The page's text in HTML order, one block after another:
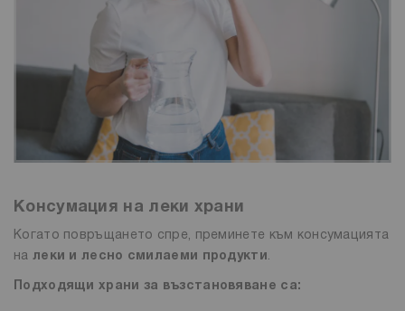
Консумация на леки храни
Когато повръщането спре, преминете към консумацията
на леки и лесно смилаеми продукти .
Подходящи храни за възстановяване са: